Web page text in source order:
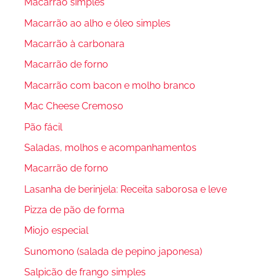
Macarrão ao alho e óleo simples
Macarrão à carbonara
Macarrão de forno
Macarrão com bacon e molho branco
Mac Cheese Cremoso
Pão fácil
Saladas, molhos e acompanhamentos
Macarrão de forno
Lasanha de berinjela: Receita saborosa e leve
Pizza de pão de forma
Miojo especial
Sunomono (salada de pepino japonesa)
Salpicão de frango simples